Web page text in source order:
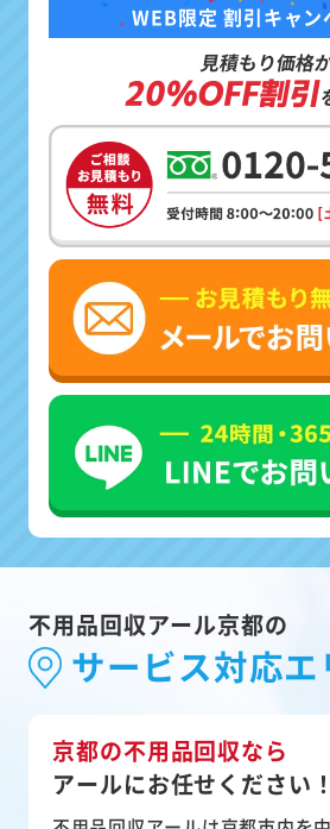
WEB限定 割引キャン
見積もり価格
20%OFF割引
不用品回収アール京都の
サービス対応エ
京都の不用品回収なら
アールにお任せください！